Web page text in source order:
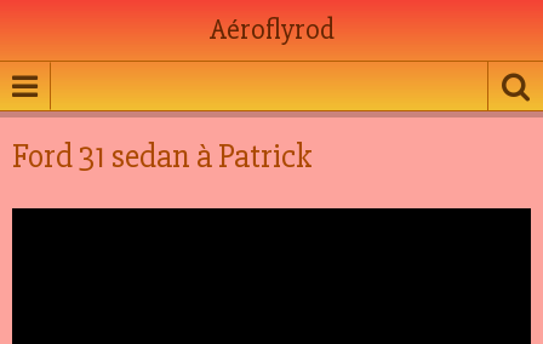
Aéroflyrod
Ford 31 sedan à Patrick